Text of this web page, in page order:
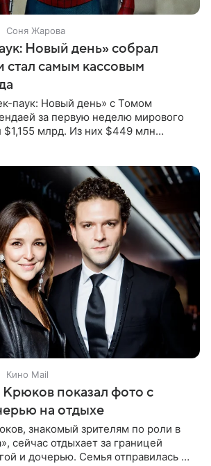
Соня Жарова
Новый день» собрал
стал самым кассовым
паук: Новый день» с Томом
за первую неделю мирового
$1,155 млрд. Из них $449 млн
Кино Mail
Крюков показал фото с
на отдыхе
знакомый зрителям по роли в
сейчас отдыхает за границей
и дочерью. Семья отправилась в